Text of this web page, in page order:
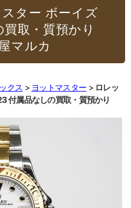
ター ボーイズ
取・質預かり
マルカ
クス ヨットマスター
ロレッ
付属品なしの買取・質預かり